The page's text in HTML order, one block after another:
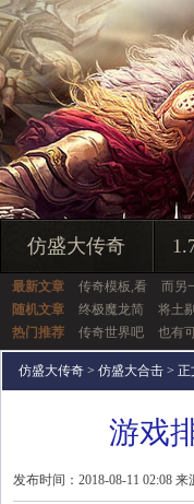
仿盛大传奇
最新文章 传奇模板,看 而另
随机文章
终极魔龙简 将土
热门推荐
传奇世界吧 也有
仿盛大传奇 > 仿盛大合击 > 正
游戏
发布时间：2018-08-11 02:08 来